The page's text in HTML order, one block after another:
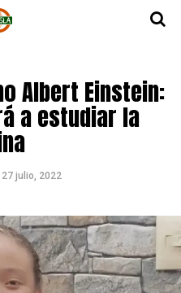
Albert Einstein:
a estudiar la
27 julio, 2022